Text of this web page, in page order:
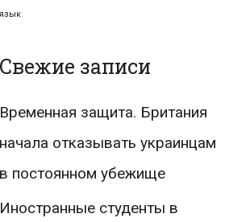
язык
Свежие записи
Временная защита. Британия
начала отказывать украинцам
в постоянном убежище
Иностранные студенты в